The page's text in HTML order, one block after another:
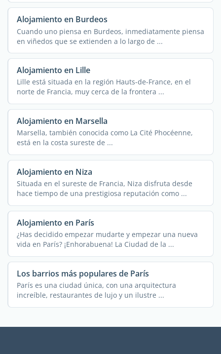
Alojamiento en Burdeos
Cuando uno piensa en Burdeos, inmediatamente piensa
en viñedos que se extienden a lo largo de ...
Alojamiento en Lille
Lille está situada en la región Hauts-de-France, en el
norte de Francia, muy cerca de la frontera ...
Alojamiento en Marsella
Marsella, también conocida como La Cité Phocéenne,
está en la costa sureste de ...
Alojamiento en Niza
Situada en el sureste de Francia, Niza disfruta desde
hace tiempo de una prestigiosa reputación como ...
Alojamiento en París
¿Has decidido empezar mudarte y empezar una nueva
vida en París? ¡Enhorabuena! La Ciudad de la ...
Los barrios más populares de París
París es una ciudad única, con una arquitectura
increíble, restaurantes de lujo y un ilustre ...